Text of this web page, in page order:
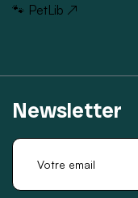
🐾 PetLib ↗
Newsletter